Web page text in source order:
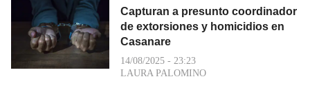
Capturan a presunto coordinador
de extorsiones y homicidios en
Casanare
14/08/2025 - 23:23
LAURA PALOMINO